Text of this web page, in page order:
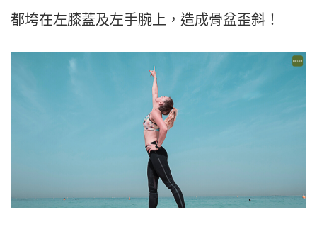
都垮在左膝蓋及左手腕上，造成骨盆歪斜！